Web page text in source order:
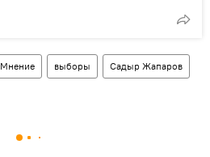
Мнение выборы Садыр Жапаров